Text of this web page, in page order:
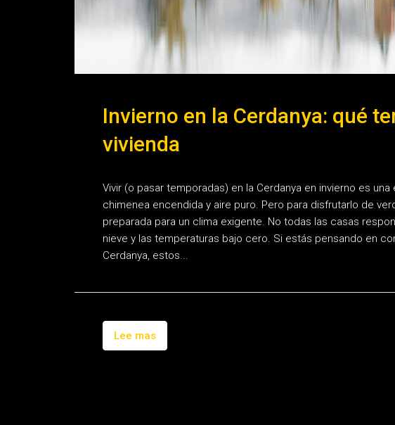
Invierno en la Cerdanya: qué
vivienda
Vivir (o pasar temporadas) en la Cerdanya en invierno es
chimenea encendida y aire puro. Pero para disfrutarlo de
preparada para un clima exigente. No todas las casas
nieve y las temperaturas bajo cero. Si estás pensando en
Cerdanya, estos...
Lee mas